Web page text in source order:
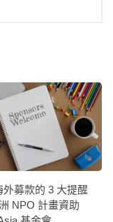
外募款的 3 大提醒
NPO 計畫資助